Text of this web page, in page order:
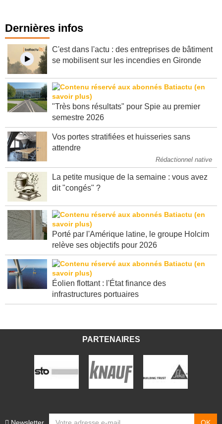
Dernières infos
C'est dans l'actu : des entreprises de bâtiment
se mobilisent sur les incendies en Gironde
"Très bons résultats" pour Spie au premier
semestre 2026
Vos portes stratifiées et huisseries sans
attendre
Rédactionnel native
La petite musique de la semaine : vous avez
dit "congés" ?
Porté par l'Amérique latine, le groupe Holcim
relève ses objectifs pour 2026
Éolien flottant : l'État finance des
infrastructures portuaires
PARTENAIRES
Newsletter